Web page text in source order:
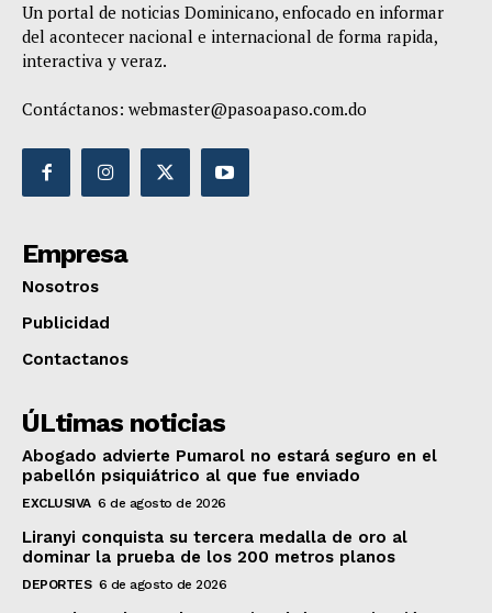
Un portal de noticias Dominicano, enfocado en informar
del acontecer nacional e internacional de forma rapida,
interactiva y veraz.
Contáctanos: webmaster@pasoapaso.com.do
Empresa
Nosotros
Publicidad
Contactanos
ÚLtimas noticias
Abogado advierte Pumarol no estará seguro en el
pabellón psiquiátrico al que fue enviado
EXCLUSIVA 6 de agosto de 2026
Liranyi conquista su tercera medalla de oro al
dominar la prueba de los 200 metros planos
DEPORTES 6 de agosto de 2026